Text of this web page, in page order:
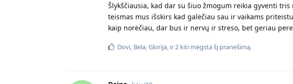
Šlykščiausia, kad dar su šiuo žmogum reikia gyventi
teismas mus išskirs kad galėčiau sau ir vaikams
kaip norėčiau, dar bus ir nervų ir streso, bet geriau
Dovi, Bela,Glorija, ir2 kiti mėgsta šį pranešimą.